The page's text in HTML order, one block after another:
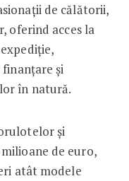
de călătorii,
oferind acces la
și
în natură.
și
de euro,
atât modele